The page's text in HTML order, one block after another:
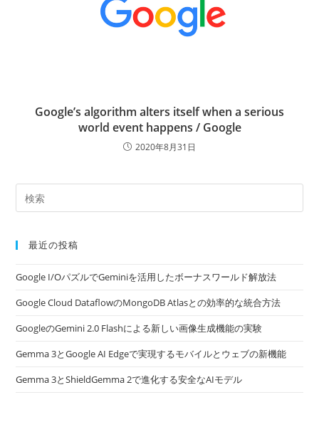
Google’s algorithm alters itself when a serious
world event happens / Google
2020年8月31日
最近の投稿
Google I/OパズルでGeminiを活用したボーナスワールド解放法
Google Cloud DataflowのMongoDB Atlasとの効率的な統合方法
GoogleのGemini 2.0 Flashによる新しい画像生成機能の実験
Gemma 3とGoogle AI Edgeで実現するモバイルとウェブの新機能
Gemma 3とShieldGemma 2で進化する安全なAIモデル